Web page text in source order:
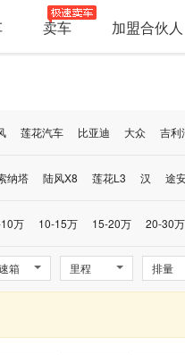
卖车 加盟合伙人
莲花汽车 比亚迪 大众 吉利
纳塔 陆风X8 莲花L3 汉 途
万 10-15万 15-20万 20-30万
箱 里程 排量